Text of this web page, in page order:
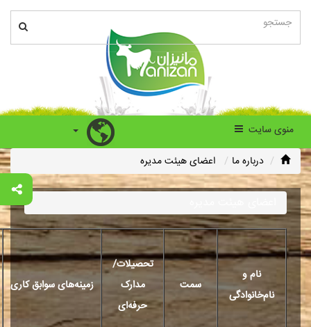
منوی سایت
درباره ما اعضای هیئت مدیره
نام و
نامخانوادگی
سمت
تحصیلات/
مدارک
حرفهای
زمینههای سوابق کاری